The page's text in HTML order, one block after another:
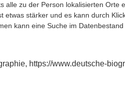
alle zu der Person lokalisierten
etwas stärker und es kann durch
kann eine Suche im Datenbestand
https://www.deutsche-